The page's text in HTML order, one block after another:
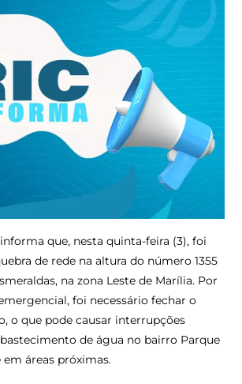
que, nesta quinta-feira (3), foi
de rede na altura do número 1355
na zona Leste de Marília. Por
foi necessário fechar o
o que pode causar interrupções
de água no bairro Parque
em áreas próximas.